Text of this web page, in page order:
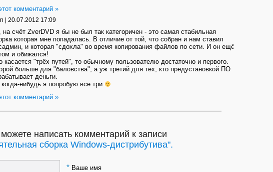
комментарий »
20.07.2012 17:09
на счёт ZverDVD я бы не был так категоричен - это самая стабильная
которая мне попадалась. В отличие от той, что собран и нам ставил
и которая "сдохла" во время копирования файлов по сети. И он ещё
и обижался!
касается "трёх путей", то обычному пользователю достаточно и первого.
больше для "баловства", а уж третий для тех, кто предустановкой ПО
деньги.
когда-нибудь я попробую все три
комментарий »
написать комментарий к записи
сборка Windows-дистрибутива".
*Ваше имя